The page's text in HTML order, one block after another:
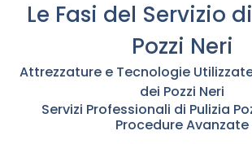
Le Fasi del Servizio
Pozzi Neri
Attrezzature e Tecnologie
dei Pozzi Neri
Servizi Professionali di Pulizia
Procedure Avanzate